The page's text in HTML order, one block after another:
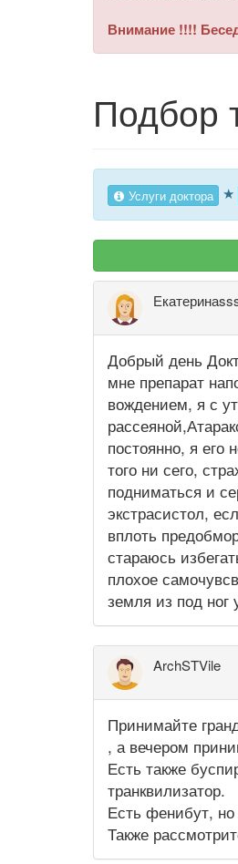
Внимание !!!!
Подбор
Услуги доктора ★
Добрый день
мне препарат
вождением, я с
постоянно, я его
того ни сего,
подниматься и
экстрасистол,
вплоть
стараюсь
плохое
земля из под ног
ArchSTVile
Принимайте
, а вечером
Есть также
транквилизатор.
Есть фенибут, но
Также